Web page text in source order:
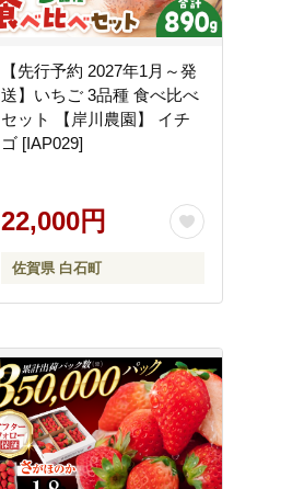
【先行予約 2027年1月～発
送】いちご 3品種 食べ比べ
セット 【岸川農園】 イチ
ゴ [IAP029]
22,000円
佐賀県 白石町